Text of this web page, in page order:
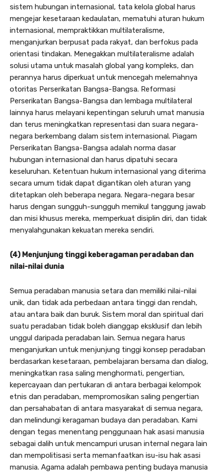
sistem hubungan internasional, tata kelola global harus
mengejar kesetaraan kedaulatan, mematuhi aturan hukum
internasional, mempraktikkan multilateralisme,
menganjurkan berpusat pada rakyat, dan berfokus pada
orientasi tindakan. Menegakkan multilateralisme adalah
solusi utama untuk masalah global yang kompleks, dan
perannya harus diperkuat untuk mencegah melemahnya
otoritas Perserikatan Bangsa-Bangsa. Reformasi
Perserikatan Bangsa-Bangsa dan lembaga multilateral
lainnya harus melayani kepentingan seluruh umat manusia
dan terus meningkatkan representasi dan suara negara-
negara berkembang dalam sistem internasional. Piagam
Perserikatan Bangsa-Bangsa adalah norma dasar
hubungan internasional dan harus dipatuhi secara
keseluruhan. Ketentuan hukum internasional yang diterima
secara umum tidak dapat digantikan oleh aturan yang
ditetapkan oleh beberapa negara. Negara-negara besar
harus dengan sungguh-sungguh memikul tanggung jawab
dan misi khusus mereka, memperkuat disiplin diri, dan tidak
menyalahgunakan kekuatan mereka sendiri.
(4) Menjunjung tinggi keberagaman peradaban dan
nilai-nilai dunia
Semua peradaban manusia setara dan memiliki nilai-nilai
unik, dan tidak ada perbedaan antara tinggi dan rendah,
atau antara baik dan buruk. Sistem moral dan spiritual dari
suatu peradaban tidak boleh dianggap eksklusif dan lebih
unggul daripada peradaban lain. Semua negara harus
menganjurkan untuk menjunjung tinggi konsep peradaban
berdasarkan kesetaraan, pembelajaran bersama dan dialog,
meningkatkan rasa saling menghormati, pengertian,
kepercayaan dan pertukaran di antara berbagai kelompok
etnis dan peradaban, mempromosikan saling pengertian
dan persahabatan di antara masyarakat di semua negara,
dan melindungi keragaman budaya dan peradaban. Kami
dengan tegas menentang penggunaan hak asasi manusia
sebagai dalih untuk mencampuri urusan internal negara lain
dan mempolitisasi serta memanfaatkan isu-isu hak asasi
manusia. Agama adalah pembawa penting budaya manusia